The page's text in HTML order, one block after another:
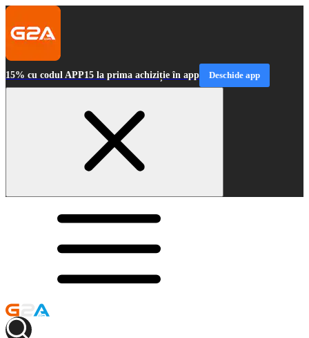
15% cu codul APP15 la prima achiziție în app Deschide app